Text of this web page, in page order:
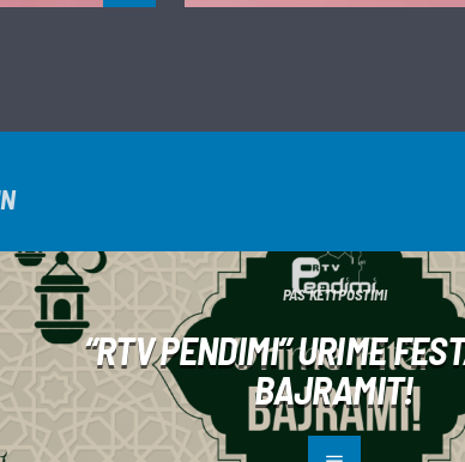
PAS KËTI POSTIMI
“RTV PENDIMI” URIME
BAJRAMIT!